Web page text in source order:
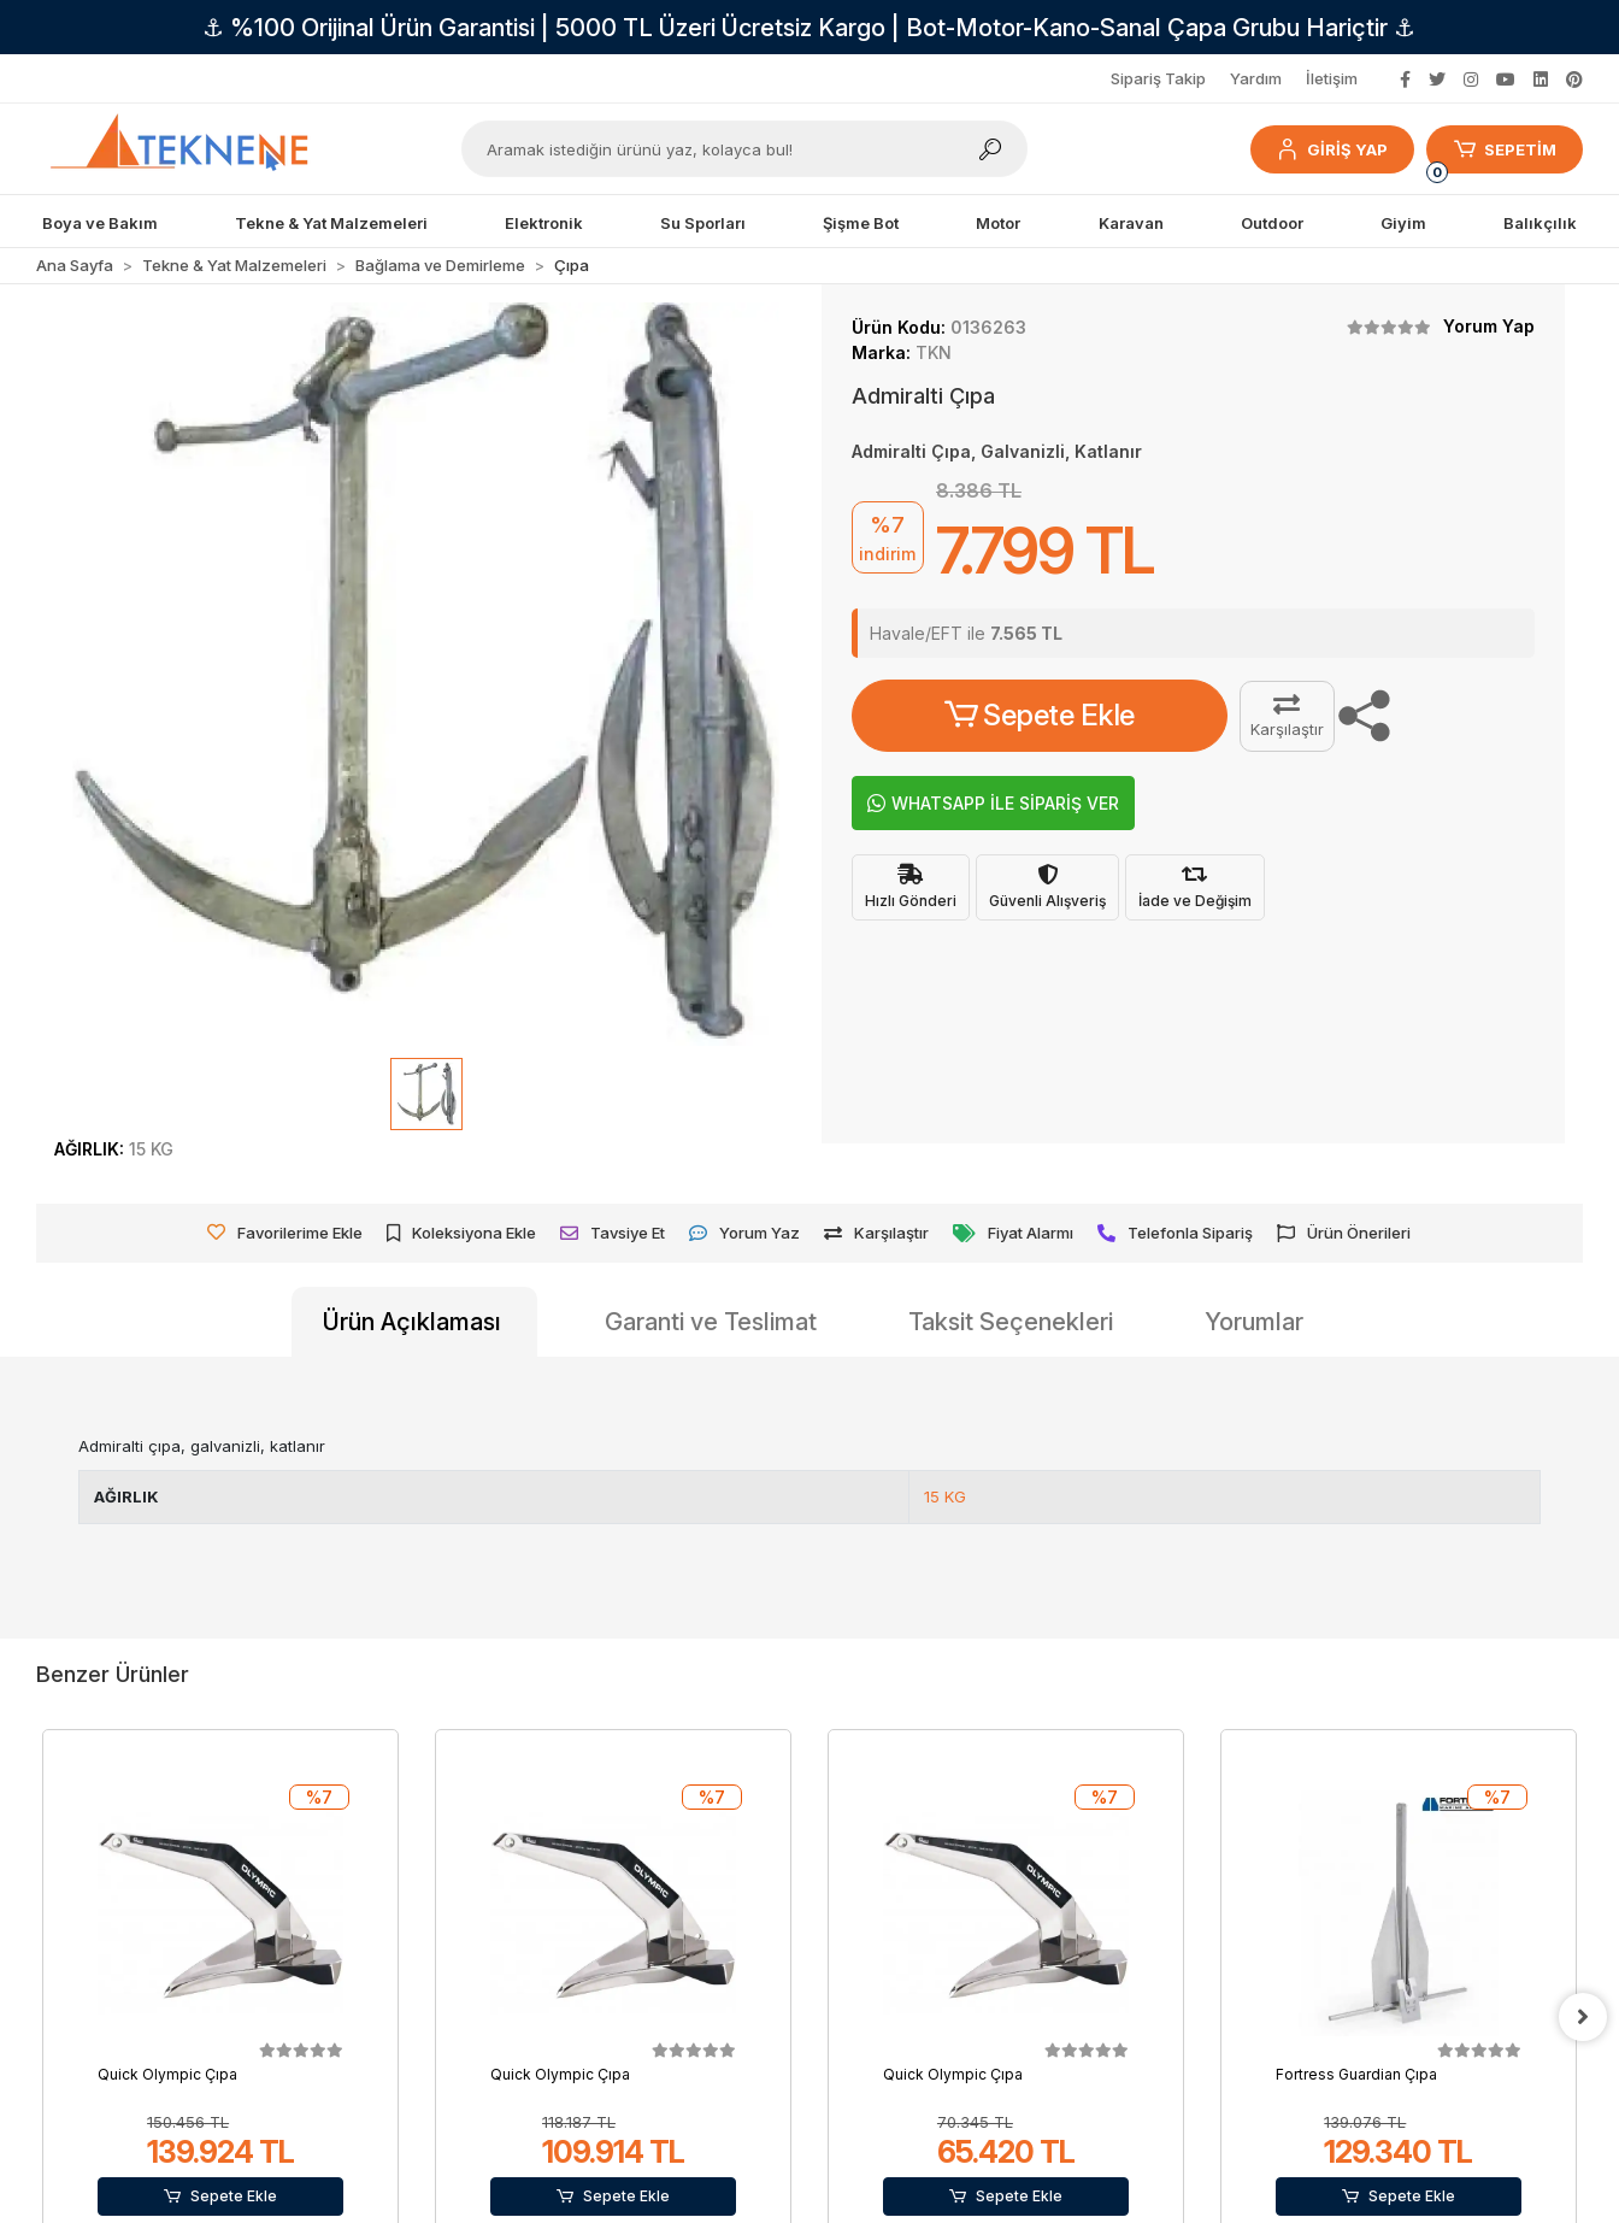
⚓ %100 Orijinal Ürün Garantisi | 5000 TL Üzeri Ücretsiz Kargo | Bot-Motor-Kano-Sanal Çapa Grubu Hariçtir ⚓
Sipariş Takip Yardım İletişim
GİRİŞ YAP
0
SEPETİM
Boya ve Bakım Tekne & Yat Malzemeleri Elektronik Su Sporları Şişme Bot Motor Karavan Outdoor Giyim Balıkçılık
Ana Sayfa Tekne & Yat Malzemeleri Bağlama ve Demirleme Çıpa
AĞIRLIK:15 KG
Ürün Kodu: 0136263
Yorum Yap
Marka: TKN
Admiralti Çıpa
Admiralti Çıpa, Galvanizli, Katlanır
%7
indirim
8.386 TL
7.799 TL
Havale/EFT ile 7.565 TL
Sepete Ekle Karşılaştır
WHATSAPP İLE SİPARİŞ VER
Hızlı Gönderi Güvenli Alışveriş İade ve Değişim
Favorilerime Ekle Koleksiyona Ekle Tavsiye Et Yorum Yaz Karşılaştır Fiyat Alarmı Telefonla Sipariş Ürün Önerileri
Ürün Açıklaması Garanti ve Teslimat Taksit Seçenekleri Yorumlar
Admiralti çıpa, galvanizli, katlanır
AĞIRLIK 15 KG
Benzer Ürünler
Quick Olympic Çıpa
150.456 TL
139.924 TL
%7
Sepete Ekle
Quick Olympic Çıpa
118.187 TL
109.914 TL
%7
Sepete Ekle
Quick Olympic Çıpa
70.345 TL
65.420 TL
%7
Sepete Ekle
Fortress Guardian Çıpa
139.076 TL
129.340 TL
%7
Sepete Ekle